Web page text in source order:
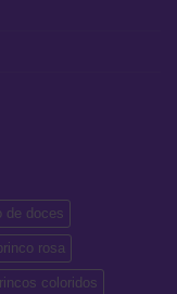
de doces
brinco rosa
coloridos